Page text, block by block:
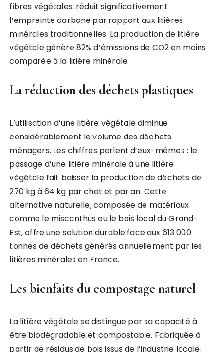
fibres végétales, réduit significativement
l’empreinte carbone par rapport aux litières
minérales traditionnelles. La production de litière
végétale génère 82% d’émissions de CO2 en moins
comparée à la litière minérale.
La réduction des déchets plastiques
L’utilisation d’une litière végétale diminue
considérablement le volume des déchets
ménagers. Les chiffres parlent d’eux-mêmes : le
passage d’une litière minérale à une litière
végétale fait baisser la production de déchets de
270 kg à 64 kg par chat et par an. Cette
alternative naturelle, composée de matériaux
comme le miscanthus ou le bois local du Grand-
Est, offre une solution durable face aux 613 000
tonnes de déchets générés annuellement par les
litières minérales en France.
Les bienfaits du compostage naturel
La litière végétale se distingue par sa capacité à
être biodégradable et compostable. Fabriquée à
partir de résidus de bois issus de l’industrie locale,